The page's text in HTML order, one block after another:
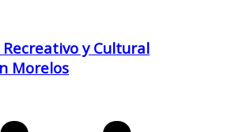
y Cultural
Morelos